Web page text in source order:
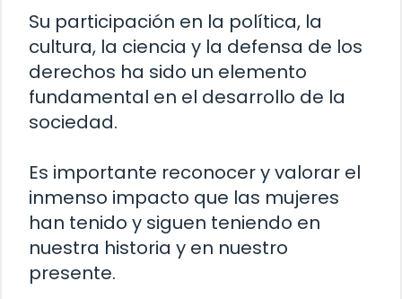
Su participación en la política, la
cultura, la ciencia y la defensa de los
derechos ha sido un elemento
fundamental en el desarrollo de la
sociedad.
Es importante reconocer y valorar el
inmenso impacto que las mujeres
han tenido y siguen teniendo en
nuestra historia y en nuestro
presente.